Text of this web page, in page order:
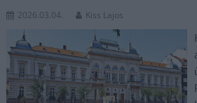
2026.03.04. Kiss Lajos